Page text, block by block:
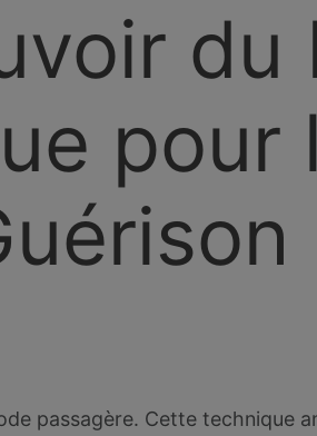
du
pour
passagère. Cette technique